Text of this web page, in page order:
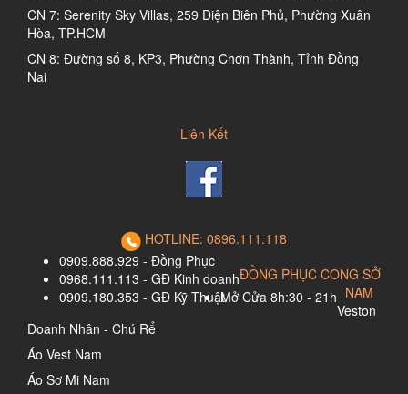
CN 7: Serenity Sky Villas, 259 Điện Biên Phủ, Phường Xuân
Hòa, TP.HCM
CN 8: Đường số 8, KP3, Phường Chơn Thành, Tỉnh Đồng
Nai
Liên Kết
HOTLINE: 0896.111.118
0909.888.929 - Đồng Phục
0968.111.113 - GĐ Kinh doanh
0909.180.353 - GĐ Kỹ ThuậtMở Cửa 8h:30 - 21h
ĐỒNG PHỤC CÔNG SỞ
NAM
Veston
Doanh Nhân - Chú Rể
Áo Vest Nam
Áo Sơ Mi Nam